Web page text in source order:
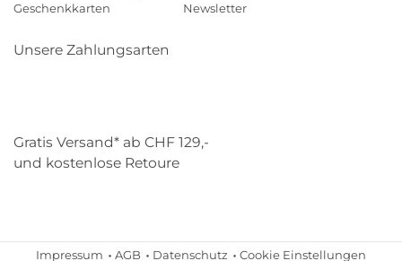
Geschenkkarten
Newsletter
Unsere Zahlungsarten
Gratis Versand* ab CHF 129,-
und kostenlose Retoure
Impressum AGB Datenschutz Cookie Einstellungen